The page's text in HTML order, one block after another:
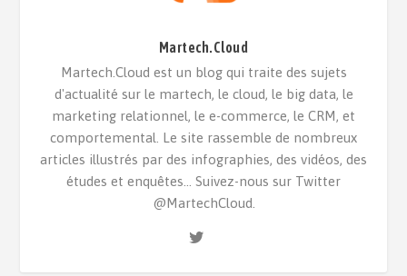
Martech.Cloud
Martech.Cloud est un blog qui traite des sujets
d'actualité sur le martech, le cloud, le big data, le
marketing relationnel, le e-commerce, le CRM, et
comportemental. Le site rassemble de nombreux
articles illustrés par des infographies, des vidéos, des
études et enquêtes... Suivez-nous sur Twitter
@MartechCloud.